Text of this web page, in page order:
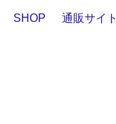
SHOP 通販サイト